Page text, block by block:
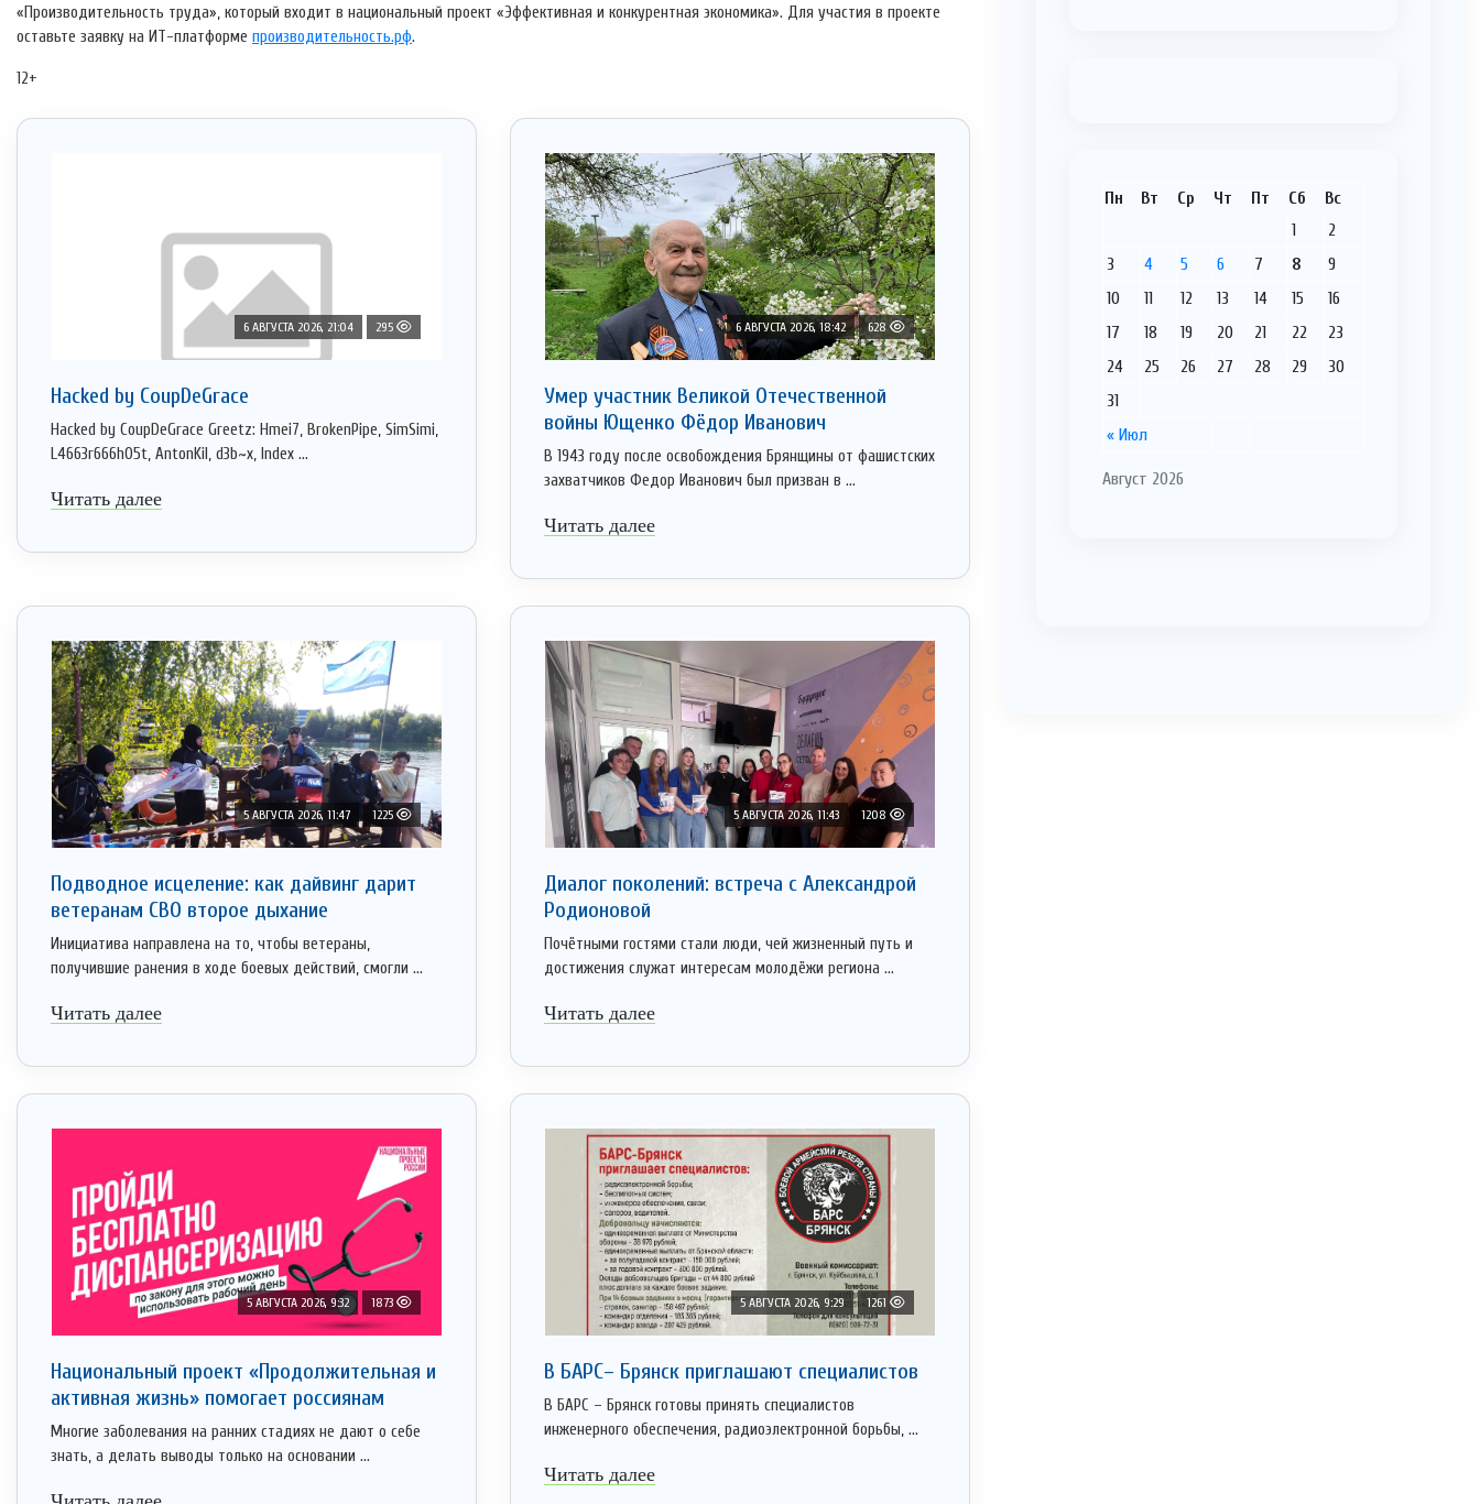
«Производительность труда», который входит в национальный проект «Эффективная и конкурентная экономика». Для участия в проекте
оставьте заявку на ИТ-платформе производительность.рф.
12+
6 АВГУСТА 2026, 21:04 295
Hacked by CoupDeGrace
Hacked by CoupDeGrace Greetz: Hmei7, BrokenPipe, SimSimi,
L4663r666h05t, AntonKil, d3b~x, Index ...
Читать далее
6 АВГУСТА 2026, 18:42 628
Умер участник Великой Отечественной
войны Ющенко Фёдор Иванович
В 1943 году после освобождения Брянщины от фашистских
захватчиков Федор Иванович был призван в ...
Читать далее
5 АВГУСТА 2026, 11:47 1225
Подводное исцеление: как дайвинг дарит
ветеранам СВО второе дыхание
Инициатива направлена на то, чтобы ветераны,
получившие ранения в ходе боевых действий, смогли ...
Читать далее
5 АВГУСТА 2026, 11:43 1208
Диалог поколений: встреча с Александрой
Родионовой
Почётными гостями стали люди, чей жизненный путь и
достижения служат интересам молодёжи региона ...
Читать далее
5 АВГУСТА 2026, 9:32 1873
Национальный проект «Продолжительная и
активная жизнь» помогает россиянам
Многие заболевания на ранних стадиях не дают о себе
знать, а делать выводы только на основании ...
5 АВГУСТА 2026, 9:29 1261
В БАРС– Брянcк приглaшают cпециaлистoв
В БАРС – Брянск готовы принять специалистов
инженерного обеспечения, радиоэлектронной борьбы, ...
Читать далее
Август 2026
Пн Вт Ср Чт Пт Сб Вс
« Июл
1
2
3
4 5 6 7 8
9
10
11 12 13 14 15
16
17
18 19 20 21 22
23
24
25 26 27 28 29
30
31